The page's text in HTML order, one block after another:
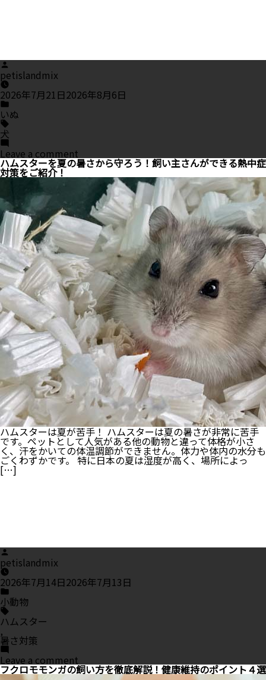
Posted
by
petislandmix
2026年7月21日2026年8月6日
Posted
in
いぬ
Tags:
犬
Leave a comment
犬
の
軟
気
の
サ
イ
ン？
軟
便
に
な
る
4
つ
の
原
因
法
を
詳
し
く
ご
紹
介！
ハムスターを夏の暑さから守ろう！飼い主さんができる熱中症
対策をご紹介！
ハムスターは夏が苦手！ ハムスターは夏の暑さが非常に苦手
です。ペットとして人気がある他の動物と違って体格が小さ
く、汗をかいての体温調節ができません。体力や体内の水分も
ごくわずかです。 特に日本の夏は湿度が高く、場所によっ
[…]
Posted
by
petislandmix
2026年7月14日2026年7月13日
Posted
in
小動物
Tags:
ハムスター
,
暑さ対策
Leave a comment
ハ
フクロモモンガの飼い方を徹底解説！健康維持のポイント４選